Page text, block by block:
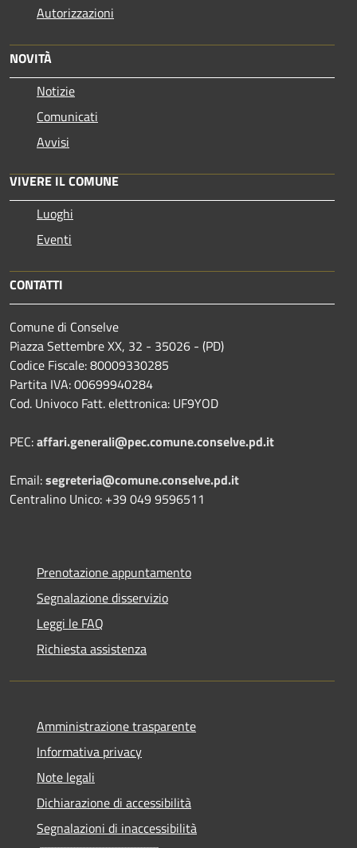
Autorizzazioni
NOVITÀ
Notizie
Comunicati
Avvisi
VIVERE IL COMUNE
Luoghi
Eventi
CONTATTI
Comune di Conselve
Piazza Settembre XX, 32 - 35026 - (PD)
Codice Fiscale: 80009330285
Partita IVA: 00699940284
Cod. Univoco Fatt. elettronica: UF9YOD
PEC:affari.generali@pec.comune.conselve.pd.it
Email:segreteria@comune.conselve.pd.it
Centralino Unico: +39 049 9596511
Prenotazione appuntamento
Segnalazione disservizio
Leggi le FAQ
Richiesta assistenza
Amministrazione trasparente
Informativa privacy
Note legali
Dichiarazione di accessibilità
Segnalazioni di inaccessibilità